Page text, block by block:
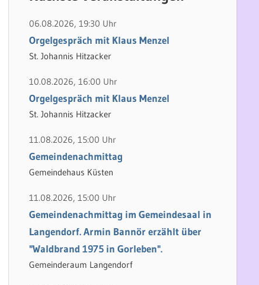
e
n
n
a
06.08.2026, 19:30 Uhr
Orgelgespräch mit Klaus Menzel
St. Johannis Hitzacker
10.08.2026, 16:00 Uhr
Orgelgespräch mit Klaus Menzel
St. Johannis Hitzacker
11.08.2026, 15:00 Uhr
Gemeindenachmittag
Gemeindehaus Küsten
11.08.2026, 15:00 Uhr
Gemeindenachmittag im Gemeindesaal in
Langendorf. Armin Bannör erzählt über
"Waldbrand 1975 in Gorleben".
Gemeinderaum Langendorf